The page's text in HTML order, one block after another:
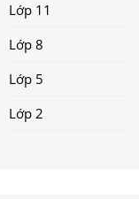
Lớp 11
Lớp 8
Lớp 5
Lớp 2